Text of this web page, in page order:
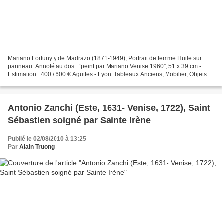
Mariano Fortuny y de Madrazo (1871-1949), Portrait de femme Huile sur
panneau. Annoté au dos : “peint par Mariano Venise 1960”, 51 x 39 cm -
Estimation : 400 / 600 € Aguttes - Lyon. Tableaux Anciens, Mobilier, Objets
Antonio Zanchi (Este, 1631- Venise, 1722), Saint
Sébastien soigné par Sainte Irène
Publié le 02/08/2010 à 13:25
Par Alain Truong